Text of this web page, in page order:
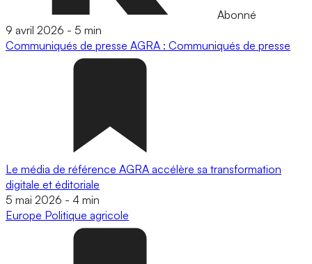
Abonné
9 avril 2026 - 5 min
Communiqués de presse AGRA : Communiqués de presse
Le média de référence AGRA accélère sa transformation
digitale et éditoriale
5 mai 2026 - 4 min
Europe Politique agricole